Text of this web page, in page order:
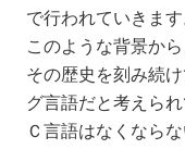
で行われていきます
このような背景か
その歴史を刻み続
グ言語だと考えら
Ｃ言語はなくならな